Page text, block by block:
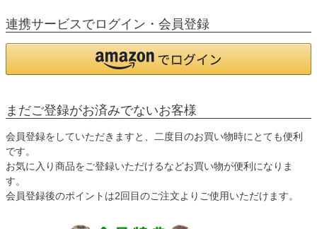
連携サービスでログイン・会員登録
まだご登録がお済みでないお客様
会員登録をしていただきますと、二度目のお買い物時にとても便利
です。
お気に入り商品をご登録いただけるなどお買い物が便利になりま
す。
会員登録後のポイントは2回目のご注文よりご使用いただけます。